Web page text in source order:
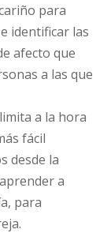
para
identificar las
afecto que
a las que
a la hora
fácil
desde la
a
para